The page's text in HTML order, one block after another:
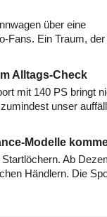
über eine
Fans. Ein Traum,
Alltags-Check
mit 140 PS bringt
unser
Modelle
Ab
Händlern. Die